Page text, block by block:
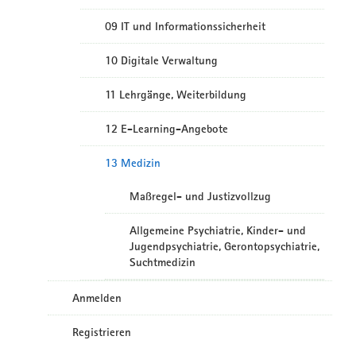
09 IT und Informationssicherheit
10 Digitale Verwaltung
11 Lehrgänge, Weiterbildung
12 E-Learning-Angebote
13 Medizin
Maßregel- und Justizvollzug
Allgemeine Psychiatrie, Kinder- und
Jugendpsychiatrie, Gerontopsychiatrie,
Suchtmedizin
Anmelden
Registrieren